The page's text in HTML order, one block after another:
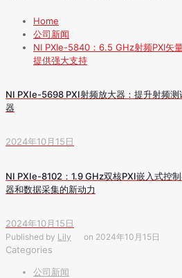
Home
公司新闻
NI PXIe-5840：6.5 GHz射频PXI矢
提供强大支持
NI PXIe-5698 PXI射频放大器：提升射频测
器
2024年10月15日
NI PXIe-8102：1.9 GHz双核PXI嵌入式控
器和数据采集的新动力
2024年10月15日
Published by Lily on 2024年10月15日
Categories
公司新闻